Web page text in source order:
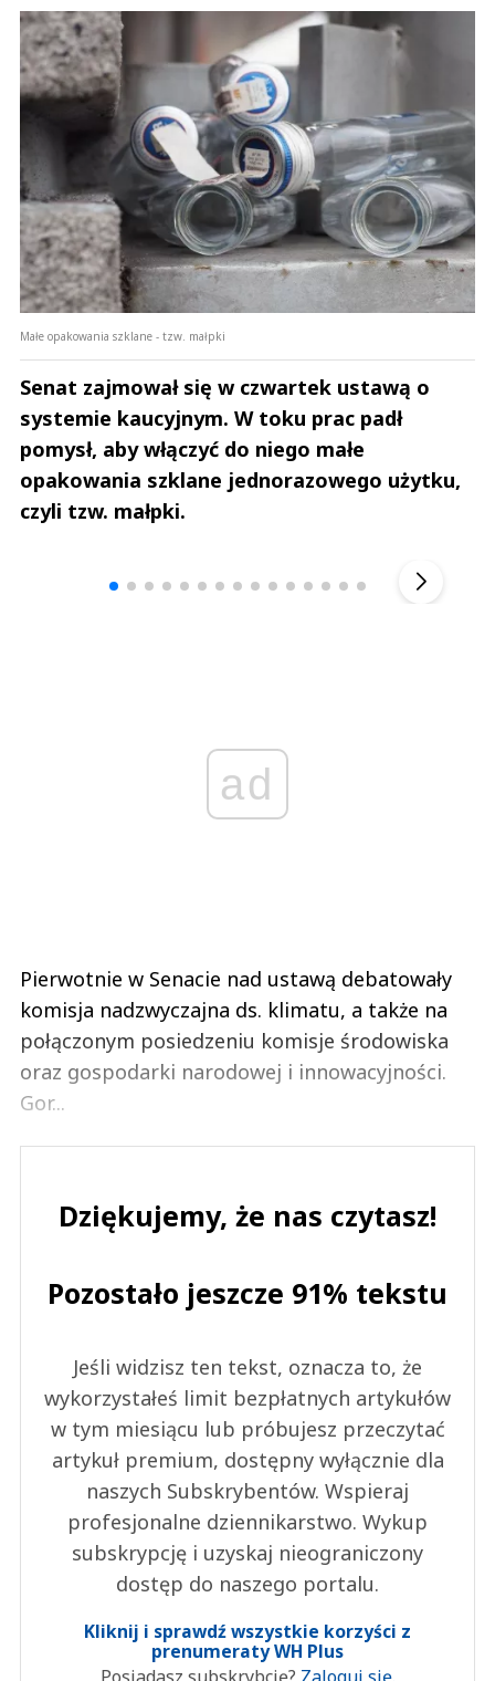
Małe opakowania szklane - tzw. małpki
Senat zajmował się w czwartek ustawą o
systemie kaucyjnym. W toku prac padł
pomysł, aby włączyć do niego małe
opakowania szklane jednorazowego użytku,
czyli tzw. małpki.
ad
Pierwotnie w Senacie nad ustawą debatowały
komisja nadzwyczajna ds. klimatu, a także na
połączonym posiedzeniu komisje środowiska
oraz gospodarki narodowej i innowacyjności.
Gor...
Dziękujemy, że nas czytasz!
Pozostało jeszcze 91% tekstu
Jeśli widzisz ten tekst, oznacza to, że
wykorzystałeś limit bezpłatnych artykułów
w tym miesiącu lub próbujesz przeczytać
artykuł premium, dostępny wyłącznie dla
naszych Subskrybentów. Wspieraj
profesjonalne dziennikarstwo. Wykup
subskrypcję i uzyskaj nieograniczony
dostęp do naszego portalu.
Kliknij i sprawdź wszystkie korzyści z
prenumeraty WH Plus